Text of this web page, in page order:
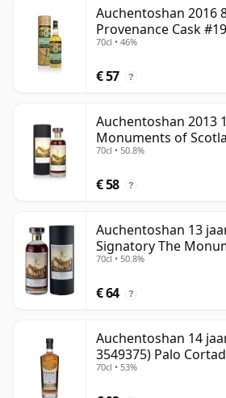
Auchentoshan 2016
Provenance Cask
70cl • 46%
€ 57 ?
Auchentoshan 2013
Monuments of
70cl • 50.8%
€ 58 ?
Auchentoshan 13
Signatory The
Cathedral
70cl • 50.8%
€ 64 ?
Auchentoshan 14
3549375) Palo
70cl • 53%